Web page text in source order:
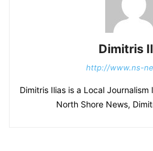
Dimitris
http://www.ns-
Dimitris Ilias is a Local
North Shore News,